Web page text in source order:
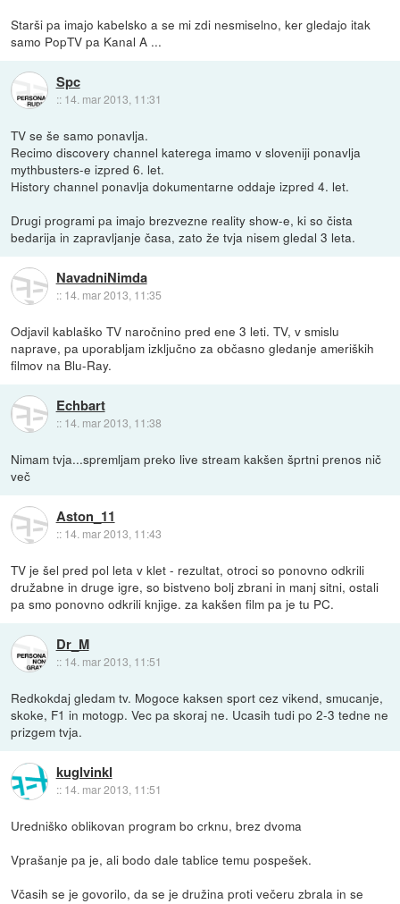
Starši pa imajo kabelsko a se mi zdi nesmiselno, ker gledajo itak
samo PopTV pa Kanal A ...
Spc
:: 14. mar 2013, 11:31
TV se še samo ponavlja.
Recimo discovery channel katerega imamo v sloveniji ponavlja
mythbusters-e izpred 6. let.
History channel ponavlja dokumentarne oddaje izpred 4. let.
Drugi programi pa imajo brezvezne reality show-e, ki so čista
bedarija in zapravljanje časa, zato že tvja nisem gledal 3 leta.
NavadniNimda
:: 14. mar 2013, 11:35
Odjavil kablaško TV naročnino pred ene 3 leti. TV, v smislu
naprave, pa uporabljam izključno za občasno gledanje ameriških
filmov na Blu-Ray.
Echbart
:: 14. mar 2013, 11:38
Nimam tvja...spremljam preko live stream kakšen šprtni prenos nič
več
Aston_11
:: 14. mar 2013, 11:43
TV je šel pred pol leta v klet - rezultat, otroci so ponovno odkrili
družabne in druge igre, so bistveno bolj zbrani in manj sitni, ostali
pa smo ponovno odkrili knjige. za kakšen film pa je tu PC.
Dr_M
:: 14. mar 2013, 11:51
Redkokdaj gledam tv. Mogoce kaksen sport cez vikend, smucanje,
skoke, F1 in motogp. Vec pa skoraj ne. Ucasih tudi po 2-3 tedne ne
prizgem tvja.
kuglvinkl
:: 14. mar 2013, 11:51
Uredniško oblikovan program bo crknu, brez dvoma
Vprašanje pa je, ali bodo dale tablice temu pospešek.
Včasih se je govorilo, da se je družina proti večeru zbrala in se